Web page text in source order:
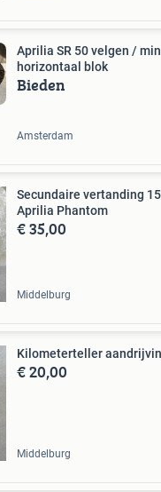
Aprilia SR 50 velgen /
horizontaal blok
Bieden
Amsterdam
Secundaire vertanding
Aprilia Phantom
€ 35,00
Middelburg
Kilometerteller
€ 20,00
Middelburg